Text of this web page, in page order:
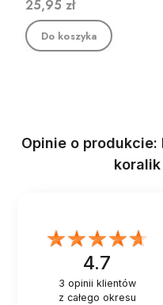
Cena
25,95 zł
Do koszyka
Opinie o
4.7
3 opinii klientów
z całego okresu